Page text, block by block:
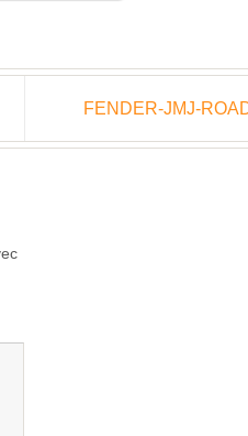
FENDER-JMJ-